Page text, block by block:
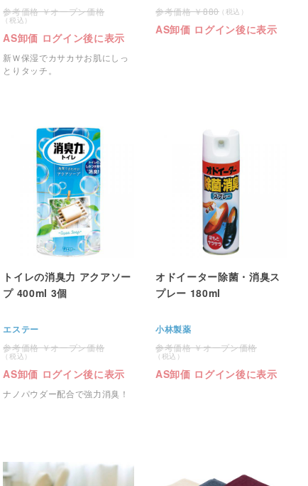
オープン価格
AS卸価 ログイン後に表示
新Ｗ保湿でカサカサお肌にしっ
とりタッチ。
880
AS卸価 ログイン後に表示
トイレの消臭力 アクアソー
プ 400ml 3個
エステー
オープン価格
AS卸価 ログイン後に表示
ナノパウダー配合で強力消臭！
オドイーター除菌・消臭ス
プレー 180ml
小林製薬
オープン価格
AS卸価 ログイン後に表示